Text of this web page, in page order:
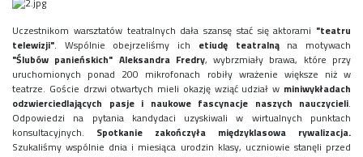
Wykaz podręczników
Zajęcia pozalekcyjne
Aplikacje szkolne
Biblioteka szkolna
Classroom
Dokumenty szkolne
Dyżury Szkolne
Uczestnikom warsztatów teatralnych dała szansę stać się aktorami "teatru
telewizji". Wspólnie obejrzeliśmy ich etiudę teatralnąna motywach
"Ślubów panieńskich" Aleksandra Fredry, wybrzmiały brawa, które przy
uruchomionych ponad 200 mikrofonach robiły wrażenie większe niż w
teatrze. Goście drzwi otwartych mieli okazję wziąć udział w miniwykładach
odzwierciedlających pasje i naukowe fascynacje naszych nauczycieli.
Odpowiedzi na pytania kandydaci uzyskiwali w wirtualnych punktach
konsultacyjnych. Spotkanie zakończyła międzyklasowa rywalizacja.
Szukaliśmy wspólnie dnia i miesiąca urodzin klasy, uczniowie stanęli przed